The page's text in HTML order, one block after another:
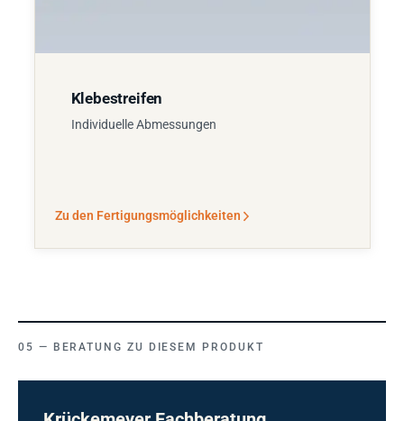
Klebestreifen
Individuelle Abmessungen
Zu den Fertigungsmöglichkeiten
BERATUNG ZU DIESEM PRODUKT